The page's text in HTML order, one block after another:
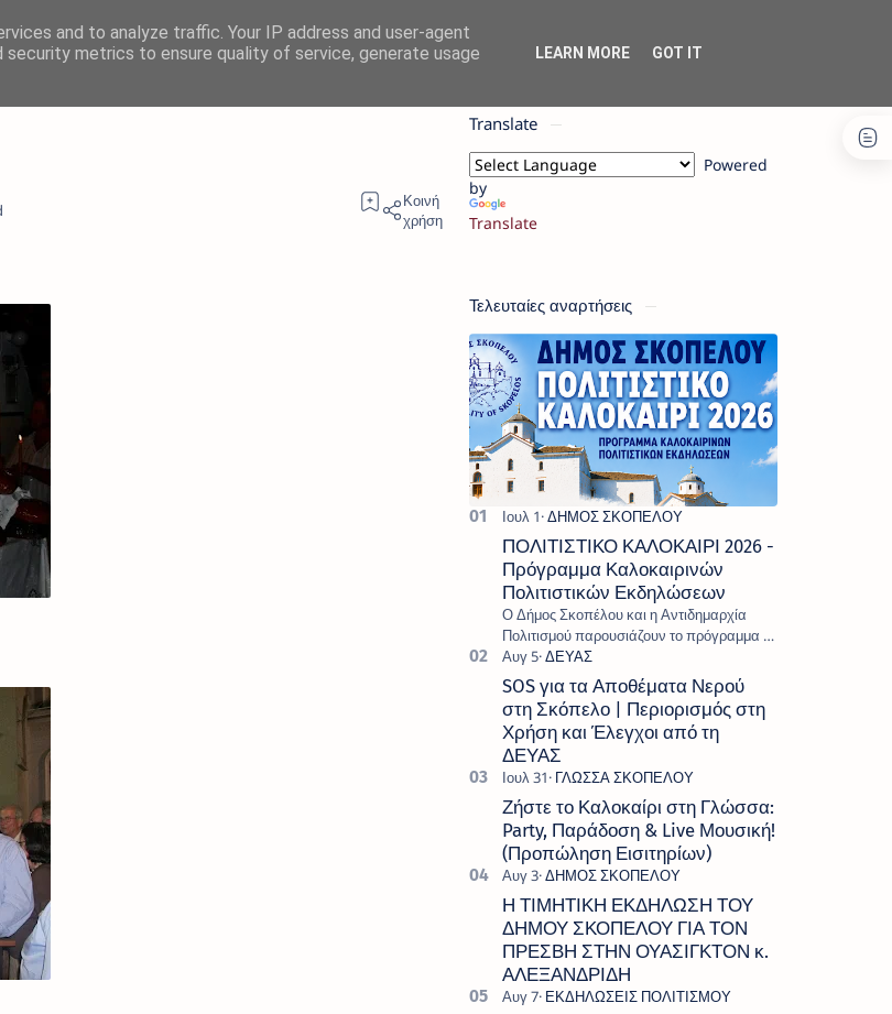
Translate
Powered
by
Translate
Τελευταίες αναρτήσεις
ΠΟΛΙΤΙΣΤΙΚΟ ΚΑΛΟΚΑΙΡΙ 2026 -
Πρόγραμμα Καλοκαιρινών
Πολιτιστικών Εκδηλώσεων
Ο Δήμος Σκοπέλου και η Αντιδημαρχία
Πολιτισμού παρουσιάζουν το πρόγραμμα «
Πολιτιστικό Καλοκαίρι 2026 », ένα πλούσιο
και πολυσυλλεκτικό πρόγραμμα εκδ…
SOS για τα Αποθέματα Νερού
στη Σκόπελο | Περιορισμός στη
Χρήση και Έλεγχοι από τη
ΔΕΥΑΣ
Ζήστε το Καλοκαίρι στη Γλώσσα:
Party, Παράδοση & Live Μουσική!
(Προπώληση Εισιτηρίων)
Η ΤΙΜΗΤΙΚΗ ΕΚΔΗΛΩΣΗ ΤΟΥ
ΔΗΜΟΥ ΣΚΟΠΕΛΟΥ ΓΙΑ ΤΟΝ
ΠΡΕΣΒΗ ΣΤΗΝ ΟΥΑΣΙΓΚΤΟΝ κ.
ΑΛΕΞΑΝΔΡΙΔΗ
and to analyze traffic. Your IP address and user-agent
metrics to ensure quality of service, generate usage
LEARN MORE GOT IT